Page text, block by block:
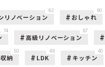
リノベーション
92
おしゃれ
90
74
高級リノベーション
67
収納
50
LDK
49
キッチン
40